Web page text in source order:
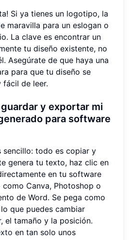
Si ya tienes un logotipo, la
maravilla para un eslogan o
La clave es encontrar un
tu diseño existente, no
Asegúrate de que haya una
para que tu diseño se
fácil de leer.
y exportar mi
para software
sencillo: todo es copiar y
genera tu texto, haz clic en
en tu software
Canva, Photoshop o
de Word. Se pega como
que puedes cambiar
el tamaño y la posición.
en tan solo unos